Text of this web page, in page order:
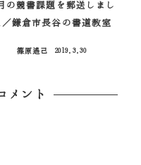
の競書課題を郵送しまし
／鎌倉市長谷の書道教室
篠原遙己
2019.3.30
メント